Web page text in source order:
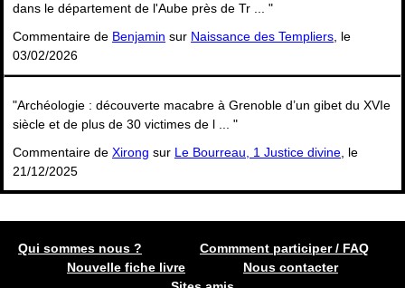
dans le département de l'Aube près de Tr ... "
Commentaire de Benjamin sur Naissance des Templiers , le
03/02/2026
"Archéologie : découverte macabre à Grenoble d’un gibet du XVIe
siècle et de plus de 30 victimes de l ... "
Commentaire de Xirong sur Le Bourreau, 1 Justice divine , le
21/12/2025
Qui sommes nous ?
Commment participer / FAQ
Nouvelle fiche livre
Nous contacter